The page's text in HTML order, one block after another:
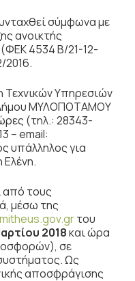
σύμφωνα με
ανοικτής
4534 Β/21-12-
2016.
Τεχνικών Υπηρεσιών
Δήμου ΜΥΛΟΠΟΤΑΜΟΥ
(τηλ.: 28343-
– email:
υπάλληλος για
Ελένη.
από τους
μέσω της
του
2018και ώρα
σε
Ως
αποσφράγισης